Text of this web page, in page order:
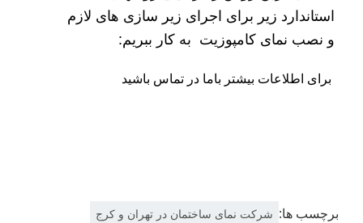
استاندارد زیر برای اجرای زیر سازی های لازم
و نصب نمای کامپوزیت به کار ببریم:
برای اطلاعات بیشتر باما در تماس باشید
برچسب ها: شرکت نمای ساختمان در تهران و کرج